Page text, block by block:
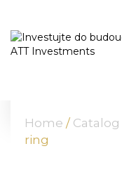
Home / Catalog
ring